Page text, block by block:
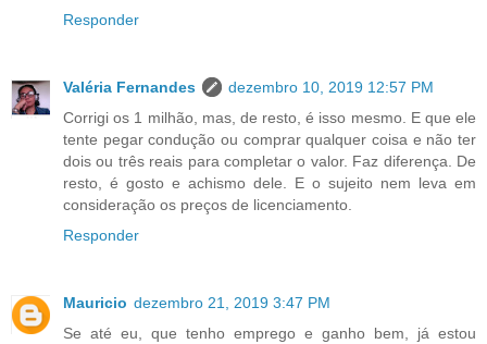
Responder
Valéria Fernandes
dezembro 10, 2019 12:57 PM
Corrigi os 1 milhão, mas, de resto, é isso mesmo. E que ele
tente pegar condução ou comprar qualquer coisa e não ter
dois ou três reais para completar o valor. Faz diferença. De
resto, é gosto e achismo dele. E o sujeito nem leva em
consideração os preços de licenciamento.
Responder
Mauricio dezembro 21, 2019 3:47 PM
Se até eu, que tenho emprego e ganho bem, já estou